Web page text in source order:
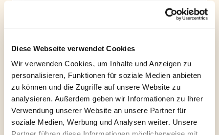
Diese Webseite verwendet Cookies
Wir verwenden Cookies, um Inhalte und Anzeigen zu
personalisieren, Funktionen für soziale Medien anbieten
zu können und die Zugriffe auf unsere Website zu
analysieren. Außerdem geben wir Informationen zu Ihrer
Verwendung unserer Website an unsere Partner für
soziale Medien, Werbung und Analysen weiter. Unsere
Fischgerichte zuzubereiten! In unserem Gewürz
Talent für Fisch vereinen sich frische Limette,
kräutrige Dillspitzen und Petersilie mit
Knoblauch.
Die Gewürzmischung harmoniert perfekt mit
dem zarten Geschmack von gebratenem Fisch,
aber auch köstlichen Garnelenspießen oder
Shrimps-Salat und verleiht ihnen das gewisse
Etwas. Und das ganz ohne künstliche
Zusatzstoffe wie Geschmacksverstärker oder